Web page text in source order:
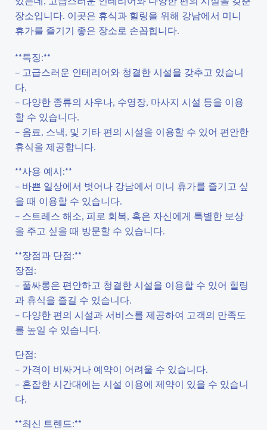
장소입니다. 이곳은 휴식과 힐링을 위해 강남에서 미니
휴가를 즐기기 좋은 장소로 손꼽힙니다.
**특징:**
– 고급스러운 인테리어와 청결한 시설을 갖추고 있습니
다.
– 다양한 종류의 사우나, 수영장, 마사지 시설 등을 이용
할 수 있습니다.
– 음료, 스낵, 및 기타 편의 시설을 이용할 수 있어 편안한
휴식을 제공합니다.
**사용 예시:**
– 바쁜 일상에서 벗어나 강남에서 미니 휴가를 즐기고 싶
을 때 이용할 수 있습니다.
– 스트레스 해소, 피로 회복, 혹은 자신에게 특별한 보상
을 주고 싶을 때 방문할 수 있습니다.
**장점과 단점:**
장점:
– 풀싸롱은 편안하고 청결한 시설을 이용할 수 있어 힐링
과 휴식을 즐길 수 있습니다.
– 다양한 편의 시설과 서비스를 제공하여 고객의 만족도
를 높일 수 있습니다.
단점:
– 가격이 비싸거나 예약이 어려울 수 있습니다.
– 혼잡한 시간대에는 시설 이용에 제약이 있을 수 있습니
다.
**최신 트렌드:**